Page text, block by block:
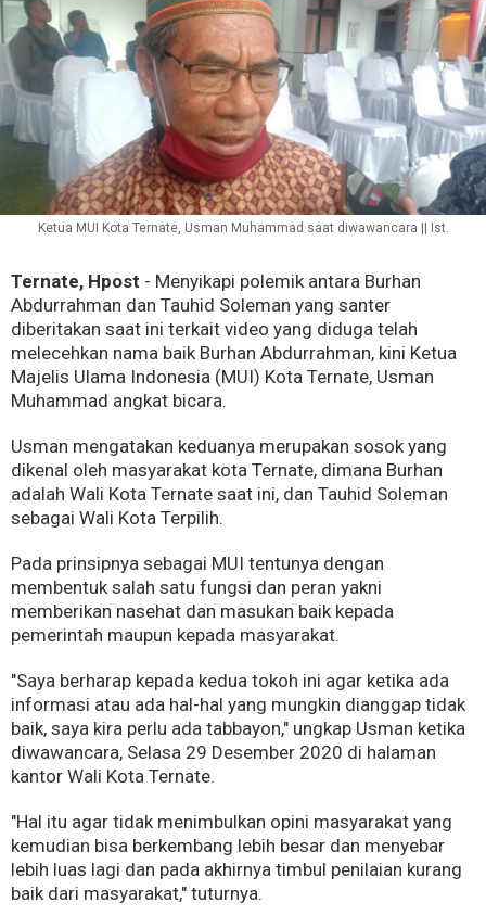
Ketua MUI Kota Ternate, Usman Muhammad saat diwawancara || Ist.
Ternate, Hpost - Menyikapi polemik antara Burhan
Abdurrahman dan Tauhid Soleman yang santer
diberitakan saat ini terkait video yang diduga telah
melecehkan nama baik Burhan Abdurrahman, kini Ketua
Majelis Ulama Indonesia (MUI) Kota Ternate, Usman
Muhammad angkat bicara.
Usman mengatakan keduanya merupakan sosok yang
dikenal oleh masyarakat kota Ternate, dimana Burhan
adalah Wali Kota Ternate saat ini, dan Tauhid Soleman
sebagai Wali Kota Terpilih.
Pada prinsipnya sebagai MUI tentunya dengan
membentuk salah satu fungsi dan peran yakni
memberikan nasehat dan masukan baik kepada
pemerintah maupun kepada masyarakat.
"Saya berharap kepada kedua tokoh ini agar ketika ada
informasi atau ada hal-hal yang mungkin dianggap tidak
baik, saya kira perlu ada tabbayon," ungkap Usman ketika
diwawancara, Selasa 29 Desember 2020 di halaman
kantor Wali Kota Ternate.
"Hal itu agar tidak menimbulkan opini masyarakat yang
kemudian bisa berkembang lebih besar dan menyebar
lebih luas lagi dan pada akhirnya timbul penilaian kurang
baik dari masyarakat," tuturnya.